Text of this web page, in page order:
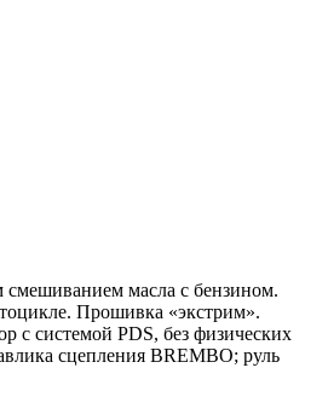
масла с бензином.
Прошивка «экстрим».
с системой PDS, без физических
сцепления BREMBO; руль